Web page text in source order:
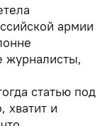
армии
журналисты,
статью под
хватит и